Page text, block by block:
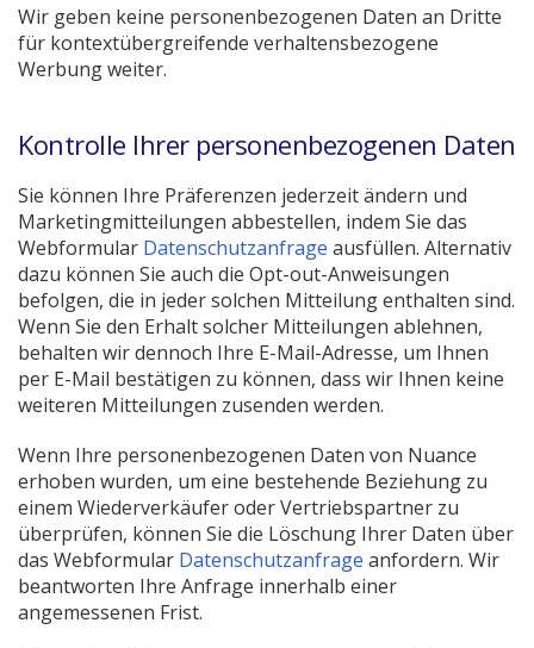
Wir geben keine personenbezogenen Daten an Dritte
für kontextübergreifende verhaltensbezogene
Werbung weiter.
Kontrolle Ihrer personenbezogenen Daten
Sie können Ihre Präferenzen jederzeit ändern und
Marketingmitteilungen abbestellen, indem Sie das
Webformular Datenschutzanfrage (Neues
Fenster
öffnen)
ausfüllen. Alternativ
dazu können Sie auch die Opt-out-Anweisungen
befolgen, die in jeder solchen Mitteilung enthalten sind.
Wenn Sie den Erhalt solcher Mitteilungen ablehnen,
behalten wir dennoch Ihre E-Mail-Adresse, um Ihnen
per E-Mail bestätigen zu können, dass wir Ihnen keine
weiteren Mitteilungen zusenden werden.
Wenn Ihre personenbezogenen Daten von Nuance
erhoben wurden, um eine bestehende Beziehung zu
einem Wiederverkäufer oder Vertriebspartner zu
überprüfen, können Sie die Löschung Ihrer Daten über
das Webformular Datenschutzanfrage (Neues
Fenster
anfordern. Wir
beantworten Ihre Anfrage innerhalb einer
angemessenen Frist.